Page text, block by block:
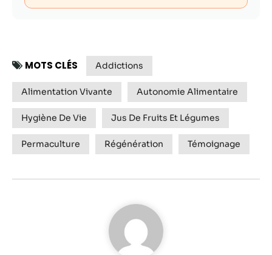
MOTS CLÉS Addictions
Alimentation Vivante Autonomie Alimentaire
Hygiène De Vie Jus De Fruits Et Légumes
Permaculture Régénération Témoignage